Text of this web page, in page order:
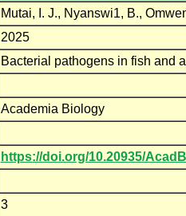
Mutai, I. J., Nyanswi1, B.,
2025
Bacterial pathogens in fish and
Academia Biology
https://doi.org/10.20935/
3